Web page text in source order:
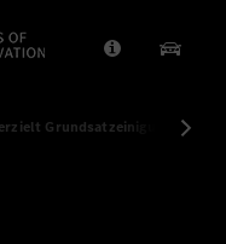
Anbieter/
Grundsatzeinigungen